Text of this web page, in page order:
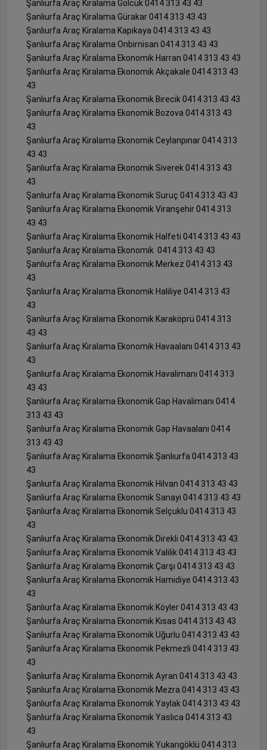
Şanlıurfa Araç Kiralama Gölcük 0414 313 43 43
Şanlıurfa Araç Kiralama Gürakar 0414 313 43 43
Şanlıurfa Araç Kiralama Kapıkaya 0414 313 43 43
Şanlıurfa Araç Kiralama Onbirnisan 0414 313 43 43
Şanlıurfa Araç Kiralama Ekonomik Harran 0414 313 43 43
Şanlıurfa Araç Kiralama Ekonomik Akçakale 0414 313 43
43
Şanlıurfa Araç Kiralama Ekonomik Birecik 0414 313 43 43
Şanlıurfa Araç Kiralama Ekonomik Bozova 0414 313 43
43
Şanlıurfa Araç Kiralama Ekonomik Ceylanpınar 0414 313
43 43
Şanlıurfa Araç Kiralama Ekonomik Siverek 0414 313 43
43
Şanlıurfa Araç Kiralama Ekonomik Suruç 0414 313 43 43
Şanlıurfa Araç Kiralama Ekonomik Viranşehir 0414 313
43 43
Şanlıurfa Araç Kiralama Ekonomik Halfeti 0414 313 43 43
Şanlıurfa Araç Kiralama Ekonomik 0414 313 43 43
Şanlıurfa Araç Kiralama Ekonomik Merkez 0414 313 43
43
Şanlıurfa Araç Kiralama Ekonomik Haliliye 0414 313 43
43
Şanlıurfa Araç Kiralama Ekonomik Karaköprü 0414 313
43 43
Şanlıurfa Araç Kiralama Ekonomik Havaalanı 0414 313 43
43
Şanlıurfa Araç Kiralama Ekonomik Havalimanı 0414 313
43 43
Şanlıurfa Araç Kiralama Ekonomik Gap Havalimanı 0414
313 43 43
Şanlıurfa Araç Kiralama Ekonomik Gap Havaalanı 0414
313 43 43
Şanlıurfa Araç Kiralama Ekonomik Şanlıurfa 0414 313 43
43
Şanlıurfa Araç Kiralama Ekonomik Hilvan 0414 313 43 43
Şanlıurfa Araç Kiralama Ekonomik Sanayi 0414 313 43 43
Şanlıurfa Araç Kiralama Ekonomik Selçuklu 0414 313 43
43
Şanlıurfa Araç Kiralama Ekonomik Direkli 0414 313 43 43
Şanlıurfa Araç Kiralama Ekonomik Valilik 0414 313 43 43
Şanlıurfa Araç Kiralama Ekonomik Çarşı 0414 313 43 43
Şanlıurfa Araç Kiralama Ekonomik Hamidiye 0414 313 43
43
Şanlıurfa Araç Kiralama Ekonomik Köyler 0414 313 43 43
Şanlıurfa Araç Kiralama Ekonomik Kısas 0414 313 43 43
Şanlıurfa Araç Kiralama Ekonomik Uğurlu 0414 313 43 43
Şanlıurfa Araç Kiralama Ekonomik Pekmezli 0414 313 43
43
Şanlıurfa Araç Kiralama Ekonomik Ayran 0414 313 43 43
Şanlıurfa Araç Kiralama Ekonomik Mezra 0414 313 43 43
Şanlıurfa Araç Kiralama Ekonomik Yaylak 0414 313 43 43
Şanlıurfa Araç Kiralama Ekonomik Yaslıca 0414 313 43
43
Şanlıurfa Araç Kiralama Ekonomik Yukarıgöklü 0414 313